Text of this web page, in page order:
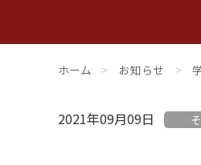
会員・医療関係の皆
> お知らせ >
2021年09月09日